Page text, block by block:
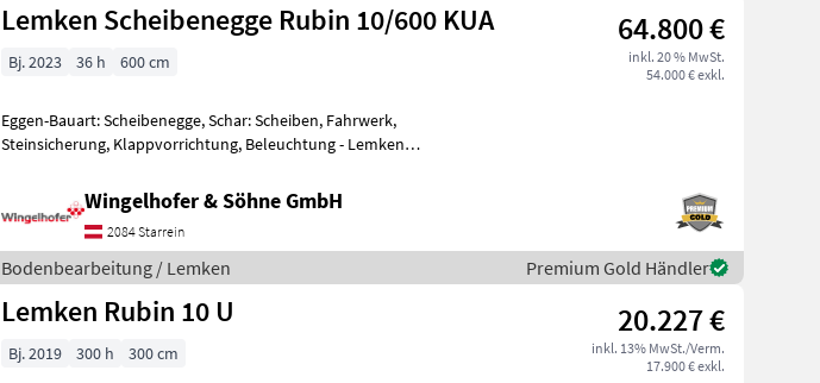
Lemken Scheibenegge Rubin 10/600 KUA 64.800 €
inkl. 20 % MwSt.
54.000 € exkl.
Bj. 2023 36 h 600 cm
Eggen-Bauart: Scheibenegge, Schar: Scheiben, Fahrwerk,
Steinsicherung, Klappvorrichtung, Beleuchtung - Lemken
Wingelhofer & Söhne GmbH
2084 Starrein
Bodenbearbeitung / Lemken Premium Gold Händler
Lemken Rubin 10 U 20.227 €
inkl. 13% MwSt./Verm.
17.900 € exkl.
Bj. 2019 300 h 300 cm